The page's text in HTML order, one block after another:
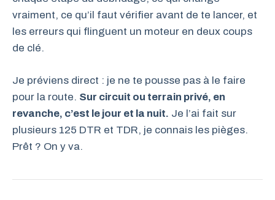
vraiment, ce qu’il faut vérifier avant de te lancer, et
les erreurs qui flinguent un moteur en deux coups
de clé.
Je préviens direct : je ne te pousse pas à le faire
pour la route. Sur circuit ou terrain privé, en
revanche, c’est le jour et la nuit. Je l’ai fait sur
plusieurs 125 DTR et TDR, je connais les pièges.
Prêt ? On y va.